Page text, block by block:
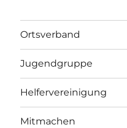
Ortsverband
Jugendgruppe
Helfervereinigung
Mitmachen